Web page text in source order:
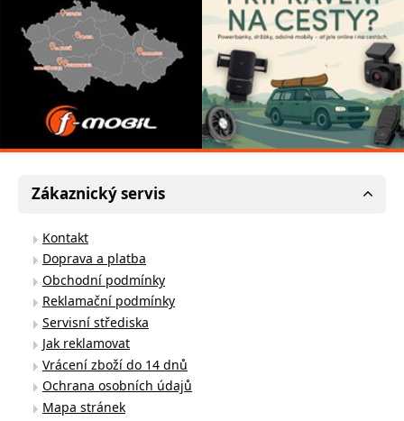
Zákaznický servis
Kontakt
Doprava a platba
Obchodní podmínky
Reklamační podmínky
Servisní střediska
Jak reklamovat
Vrácení zboží do 14 dnů
Ochrana osobních údajů
Mapa stránek